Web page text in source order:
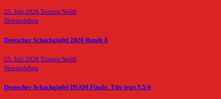
25. Juli 2026 Torsten Noldt
Vereinsleben
Deutscher Schachgipfel 2026 Runde 8
25. Juli 2026 Torsten Noldt
Vereinsleben
Deutscher Schachgipfel DSAM Finale. Tilo jetzt 3,5/4